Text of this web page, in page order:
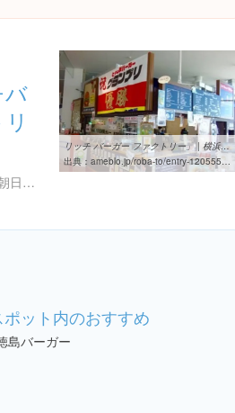
徳島県板野郡松茂町豊久字朝日野１６-２
リッチ バーガー ファクトリー」 | 横浜発 驢馬人の美食な日々
出典： ameblo.jp/roba-to/entry-12055529712.html
ポット内のおすすめ
島バーガー